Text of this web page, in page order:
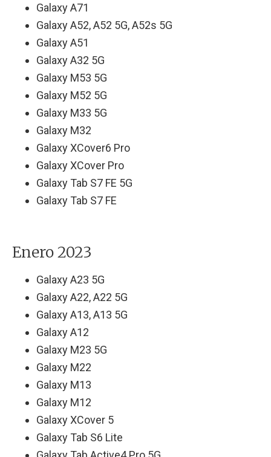
Galaxy A71
Galaxy A52, A52 5G, A52s 5G
Galaxy A51
Galaxy A32 5G
Galaxy M53 5G
Galaxy M52 5G
Galaxy M33 5G
Galaxy M32
Galaxy XCover6 Pro
Galaxy XCover Pro
Galaxy Tab S7 FE 5G
Galaxy Tab S7 FE
Enero 2023
Galaxy A23 5G
Galaxy A22, A22 5G
Galaxy A13, A13 5G
Galaxy A12
Galaxy M23 5G
Galaxy M22
Galaxy M13
Galaxy M12
Galaxy XCover 5
Galaxy Tab S6 Lite